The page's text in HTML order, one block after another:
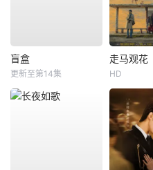
盲盒
更新至第14集
走马观花
HD